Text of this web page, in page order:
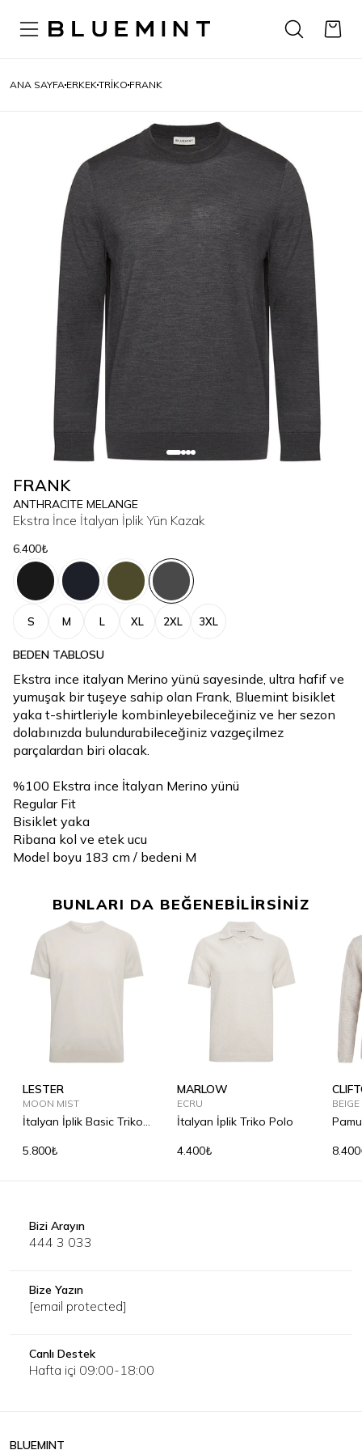
ANA SAYFA ERKEKTRIKO FRANK
FRANK
ANTHRACITE MELANGE
Ekstra İnce İtalyan İplik Yün Kazak
6.400₺
S M L XL 2XL 3XL
BEDEN TABLOSU
Ekstra ince italyan Merino yünü sayesinde, ultra hafif ve
yumuşak bir tuşeye sahip olan Frank, Bluemint bisiklet
yaka t-shirtleriyle kombinleyebileceğiniz ve her sezon
dolabınızda bulundurabileceğiniz vazgeçilmez
parçalardan biri olacak.
%100 Ekstra ince İtalyan Merino yünü
Regular Fit
Bisiklet yaka
Ribana kol ve etek ucu
Model boyu 183 cm / bedeni M
BUNLARI DA BEĞENEBİLİRSİNİZ
LESTER
MOON MIST
İtalyan İplik Basic Triko
5.800₺
MARLOW
ECRU
İtalyan İplik Triko Polo
4.400₺
BEIGE
Bizi Arayın
444 3 033
Bize Yazın
[email protected]
Canlı Destek
Hafta içi 09:00-18:00
BLUEMINT